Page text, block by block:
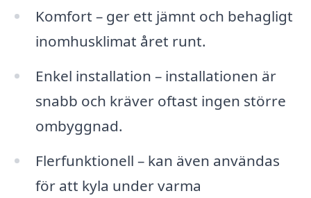
Komfort – ger ett jämnt och behagligt
inomhusklimat året runt.
Enkel installation – installationen är
snabb och kräver oftast ingen större
ombyggnad.
Flerfunktionell – kan även användas
för att kyla under varma